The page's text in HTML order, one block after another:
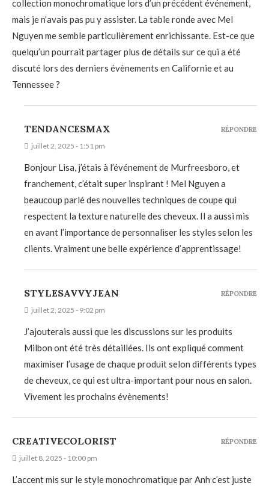
collection monochromatique lors d’un précédent événement,
mais je n’avais pas pu y assister. La table ronde avec Mel
Nguyen me semble particulièrement enrichissante. Est-ce que
quelqu’un pourrait partager plus de détails sur ce qui a été
discuté lors des derniers évènements en Californie et au
Tennessee ?
TENDANCESMAX
juillet 2, 2025 - 1:51 pm
Bonjour Lisa, j’étais à l’événement de Murfreesboro, et
franchement, c’était super inspirant ! Mel Nguyen a
beaucoup parlé des nouvelles techniques de coupe qui
respectent la texture naturelle des cheveux. Il a aussi mis
en avant l’importance de personnaliser les styles selon les
clients. Vraiment une belle expérience d’apprentissage!
RÉPONDRE
STYLESAVVYJEAN
juillet 2, 2025 - 9:02 pm
J’ajouterais aussi que les discussions sur les produits
Milbon ont été très détaillées. Ils ont expliqué comment
maximiser l’usage de chaque produit selon différents types
de cheveux, ce qui est ultra-important pour nous en salon.
Vivement les prochains évènements!
RÉPONDRE
CREATIVECOLORIST
juillet 8, 2025 - 10:00 pm
L’accent mis sur le style monochromatique par Anh c’est juste
RÉPONDRE